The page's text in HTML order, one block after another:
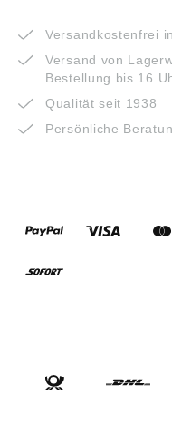
Versandkostenfrei
Versand von
Bestellung bis 16
Qualität seit 1938
Persönliche